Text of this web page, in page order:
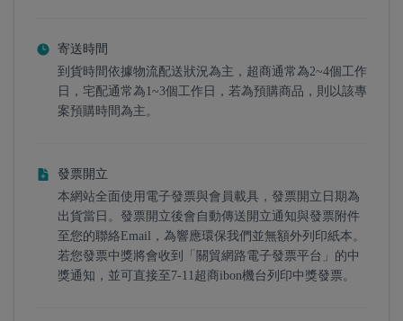
寄送時間
到貨時間依據物流配送狀況為主，超商通常為2~4個工作
日，宅配通常為1~3個工作日，若為預購商品，則以該專
案預購時間為主。
發票開立
本網站全面使用電子發票與會員載具，發票開立日期為
出貨當日。發票開立後會自動傳送開立通知與發票附件
至您的聯絡Email，為響應環保我們並無額外列印紙本。
若您發票中獎將會收到「關貿網路電子發票平台」的中
獎通知，並可直接至7-11超商ibon機台列印中獎發票。